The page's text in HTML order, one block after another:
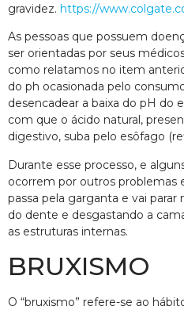
gravidez. https://
As pessoas que possuem
ser orientadas por seus
como relatamos no item
do ph ocasionada pelo
desencadear a baixa do pH do
com que o ácido natural,
digestivo, suba pelo esôfago
Durante esse processo, e
ocorrem por outros problemas
passa pela garganta e vai
do dente e desgastando a
as estruturas internas.
BRUXISMO
O “bruxismo” refere-se ao